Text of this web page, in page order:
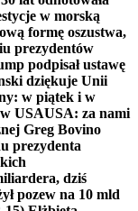
w morską
formę oszustwa,
prezydentów
podpisał ustawę
dziękuje Unii
w piątek i w
USAUSA: za nami
Greg Bovino
prezydenta
dziś
pozew na 10 mld